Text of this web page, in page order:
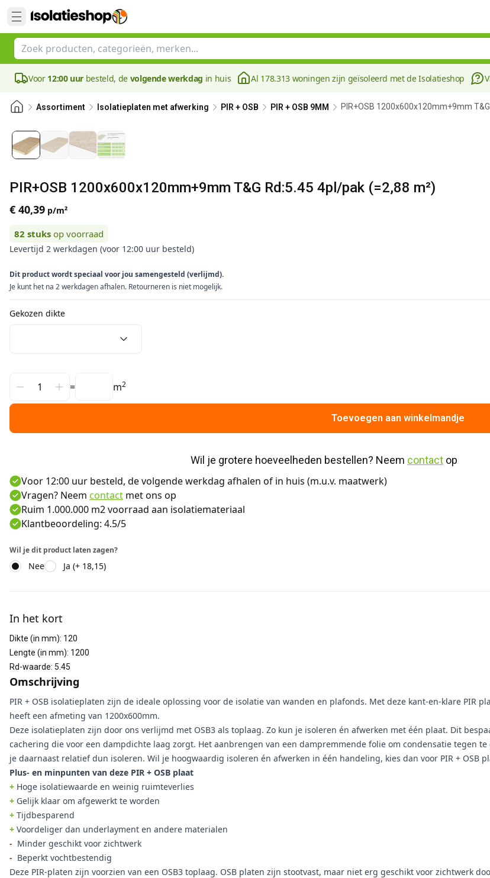
Voor 12:00 uur besteld, de volgende werkdag in huis Al 178.313 woningen zijn geïsoleerd met de Isolatieshop
Assortiment Isolatieplaten met afwerking PIR + OSB PIR + OSB 9MM PIR+OSB 1200x600x120mm+9mm
PIR+OSB 1200x600x120mm+9mm T&G Rd:5.45 4pl/pak (=2,88 m²)
€ 40,39 p/m²
82 stuks op voorraad
Levertijd 2 werkdagen (voor 12:00 uur besteld)
Dit product wordt speciaal voor jou samengesteld (verlijmd).
Je kunt het na 2 werkdagen afhalen. Retourneren is niet mogelijk.
Gekozen dikte
= m2
Toevoegen aan winkelmandje
Wil je grotere hoeveelheden bestellen? Neem contact op
Voor 12:00 uur besteld, de volgende werkdag afhalen of in huis (m.u.v. maatwerk)
Vragen? Neem contact met ons op
Ruim 1.000.000 m2 voorraad aan isolatiemateriaal
Klantbeoordeling: 4.5/5
Wil je dit product laten zagen?
Nee Ja (+ 18,15)
In het kort
Dikte (in mm): 120
Lengte (in mm): 1200
Rd-waarde: 5.45
Omschrijving
PIR + OSB isolatieplaten zijn de ideale oplossing voor de isolatie van wanden en plafonds. Met deze kant-en-klare PIR
heeft een afmeting van 1200x600mm.
Deze isolatieplaten zijn door ons verlijmd met OSB3 als toplaag. Zo kun je isoleren én afwerken met één plaat. Dit
cachering die voor een dampdichte laag zorgt. Het aanbrengen van een dampremmende folie om condensatie tegen
je daarnaast relatief dun isoleren. Wil je hoogwaardig isoleren én afwerken in één handeling, kies dan voor PIR + OSB
Plus- en minpunten van deze PIR + OSB plaat
+ Hoge isolatiewaarde en weinig ruimteverlies
+ Gelijk klaar om afgewerkt te worden
+ Tijdbesparend
+ Voordeliger dan underlayment en andere materialen
- Minder geschikt voor zichtwerk
- Beperkt vochtbestendig
Deze PIR-platen zijn voorzien van een OSB3 toplaag. OSB platen zijn stootvast, maar niet erg geschikt voor zichtwerk